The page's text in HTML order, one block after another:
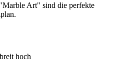
Art" sind die perfekte
hoch